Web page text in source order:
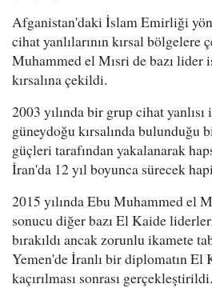
Afganistan'daki İslam Emirliği
cihat yanlılarının kırsal bölgelere
Muhammed el Mısri de bazı
kırsalına çekildi.
2003 yılında bir grup cihat
güneydoğu kırsalında bulunduğu
güçleri tarafından yakalanarak
İran'da 12 yıl boyunca sürecek
2015 yılında Ebu Muhammed el
sonucu diğer bazı El Kaide
bırakıldı ancak zorunlu ikamete
Yemen'de İranlı bir diplomatın El
kaçırılması sonrası gerçekleştirildi.